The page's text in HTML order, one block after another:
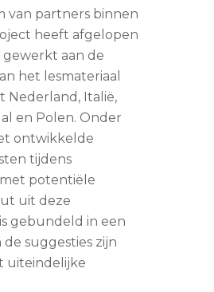
van partners binnen
heeft afgelopen
aan de
het lesmateriaal
Nederland, Italië,
en Polen. Onder
ontwikkelde
tijdens
potentiële
uit deze
gebundeld in een
suggesties zijn
uiteindelijke